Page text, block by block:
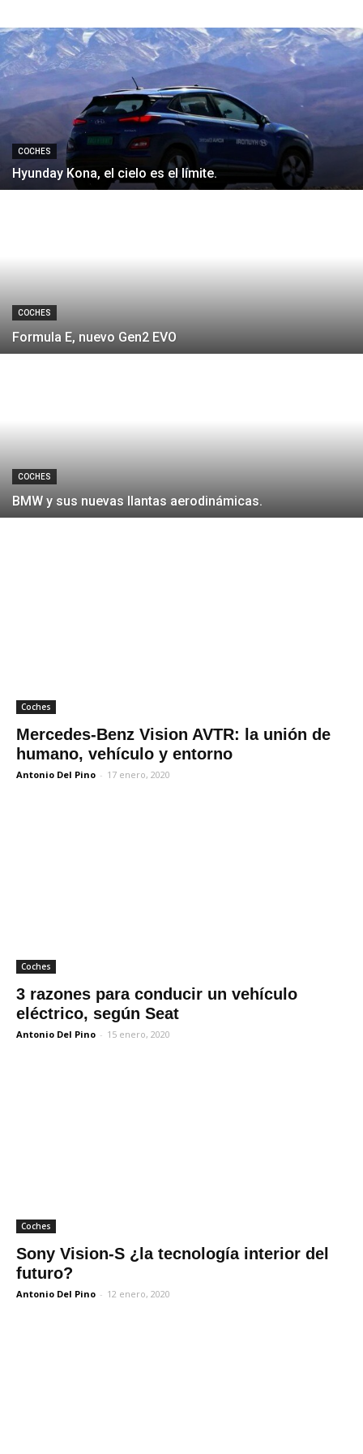
COCHES
Hyunday Kona, el cielo es el límite.
COCHES
Formula E, nuevo Gen2 EVO
COCHES
BMW y sus nuevas llantas aerodinámicas.
Coches
Mercedes-Benz Vision AVTR: la unión de
humano, vehículo y entorno
Antonio Del Pino - 17 enero, 2020
Coches
3 razones para conducir un vehículo
eléctrico, según Seat
Antonio Del Pino - 15 enero, 2020
Coches
Sony Vision-S ¿la tecnología interior del
futuro?
Antonio Del Pino - 12 enero, 2020